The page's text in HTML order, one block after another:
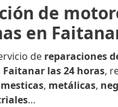
de
en
de reparaciones
Faitanar las 24 horas,
, metálicas,
…